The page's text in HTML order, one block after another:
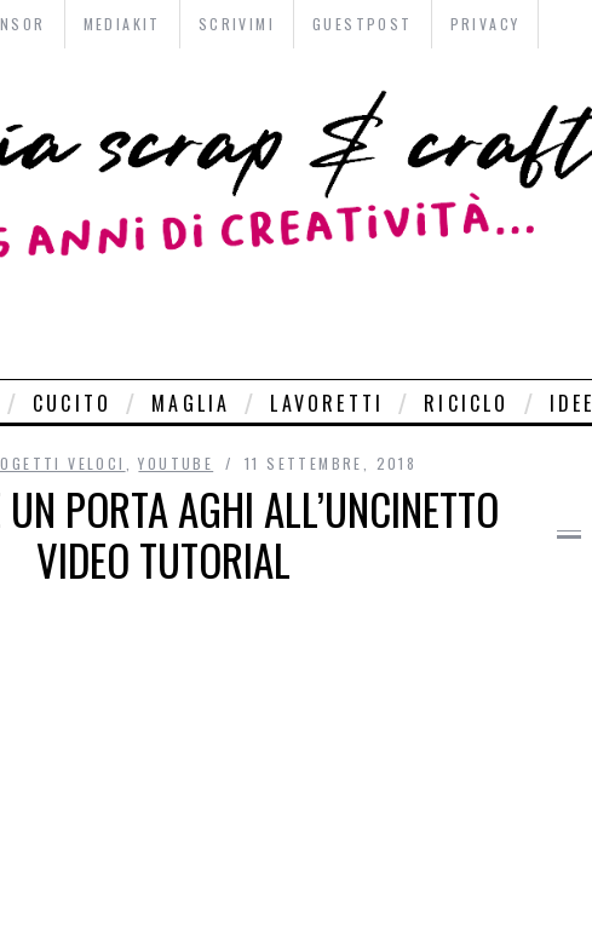
MEDIAKIT SCRIVIMI GUESTPOST PRIVACY
CUCITO MAGLIA LAVORETTI RICICLO IDEE
VELOCI ,YOUTUBE 11 SETTEMBRE, 2018
PORTA AGHI ALL’UNCINETTO
VIDEO TUTORIAL